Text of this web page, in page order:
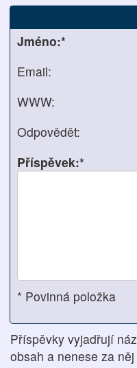
Jméno:*
Email:
WWW:
Odpovědět:
Příspěvek:*
* Povinná položka
Příspěvky vyjadřují
obsah a nenese za